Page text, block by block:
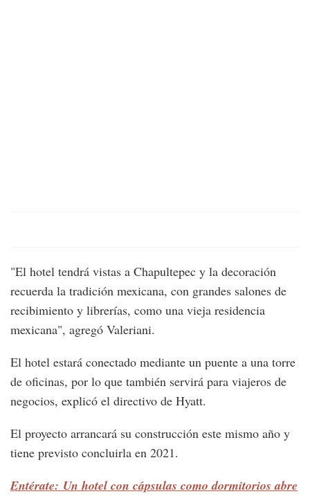
"El hotel tendrá vistas a Chapultepec y la decoración
recuerda la tradición mexicana, con grandes salones de
recibimiento y librerías, como una vieja residencia
mexicana", agregó Valeriani.
El hotel estará conectado mediante un puente a una torre
de oficinas, por lo que también servirá para viajeros de
negocios, explicó el directivo de Hyatt.
El proyecto arrancará su construcción este mismo año y
tiene previsto concluirla en 2021.
Entérate: Un hotel con cápsulas como dormitorios abre